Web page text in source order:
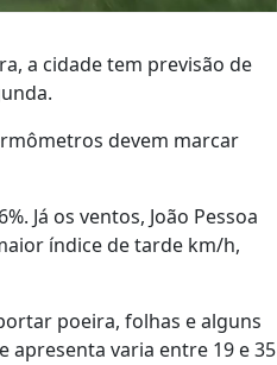
a cidade tem previsão de
devem marcar
Já os ventos, João Pessoa
índice de tarde km/h,
poeira, folhas e alguns
apresenta varia entre 19 e 35